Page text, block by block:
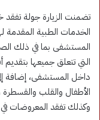
تضمنت الزيارة جولة تفقد
الخدمات الطبية المقدمة
المستشفى بما في ذلك
التي تتعلق جميعها
داخل المستشفى، إضافة
الأطفال والقلب
وكذلك تفقد المعروضات